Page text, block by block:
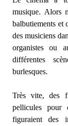
musique. Alors
balbutiements et
des musiciens
organistes ou
différentes
burlesques.
Très vite, des
pellicules pour
figuraient des